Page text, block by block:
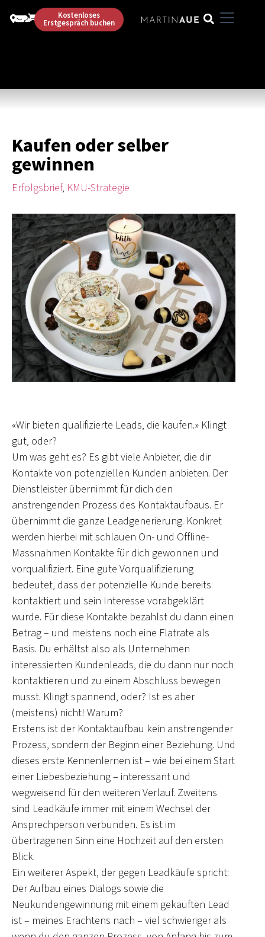
Kostenloses
Erstgespräch buchen
Kaufen oder selber
gewinnen
Erfolgsbrief, KMU-Strategie
«Wir bieten qualifizierte Leads, die kaufen.» Klingt
gut, oder?
Um was geht es? Es gibt viele Anbieter, die dir
Kontakte von potenziellen Kunden anbieten. Der
Dienstleister übernimmt für dich den
anstrengenden Prozess des Kontaktaufbaus. Er
übernimmt die ganze Leadgenerierung. Konkret
werden hierbei mit schlauen On- und Offline-
Massnahmen Kontakte für dich gewonnen und
vorqualifiziert. Eine gute Vorqualifizierung
bedeutet, dass der potenzielle Kunde bereits
kontaktiert und sein Interesse vorabgeklärt
wurde. Für diese Kontakte bezahlst du dann einen
Betrag – und meistens noch eine Flatrate als
Basis. Du erhältst also als Unternehmen
interessierten Kundenleads, die du dann nur noch
kontaktieren und zu einem Abschluss bewegen
musst. Klingt spannend, oder? Ist es aber
(meistens) nicht! Warum?
Erstens ist der Kontaktaufbau kein anstrengender
Prozess, sondern der Beginn einer Beziehung. Und
dieses erste Kennenlernen ist – wie bei einem Start
einer Liebesbeziehung – interessant und
wegweisend für den weiteren Verlauf. Zweitens
sind Leadkäufe immer mit einem Wechsel der
Ansprechperson verbunden. Es ist im
übertragenen Sinn eine Hochzeit auf den ersten
Blick.
Ein weiterer Aspekt, der gegen Leadkäufe spricht:
Der Aufbau eines Dialogs sowie die
Neukundengewinnung mit einem gekauften Lead
ist – meines Erachtens nach – viel schwieriger als